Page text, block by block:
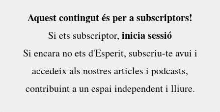
manera en què entenem el món. Aquestes creences
es formen durant els primers set anys de vida,
etapa en què el cervell es troba en un estat
predominantment receptiu pel fet de no...
Aquest contingut és per a subscriptors!
Si ets subscriptor, inicia sessió
Si encara no ets d'Esperit, subscriu-te avui i
accedeix als nostres articles i podcasts,
contribuint a un espai independent i lliure.